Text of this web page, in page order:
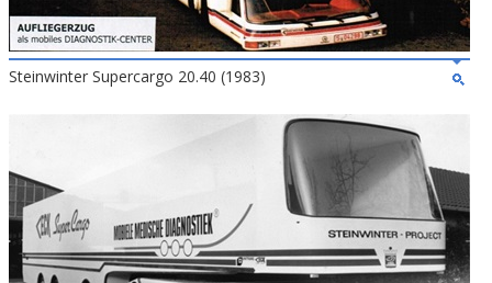
Steinwinter Supercargo 20.40 (1983)